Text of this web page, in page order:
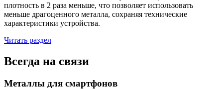
плотность в 2 раза меньше, что позволяет использовать
меньше драгоценного металла, сохраняя технические
характеристики устройства.
Читать раздел
Всегда на связи
Металлы для смартфонов